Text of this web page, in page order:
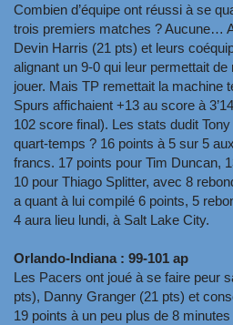
Combien d’équipe ont réussi à se
trois premiers matches ? Aucune…
Devin Harris (21 pts) et leurs
alignant un 9-0 qui leur permettait de
jouer. Mais TP remettait la machine
Spurs affichaient +13 au score à
102 score final). Les stats dudit
quart-temps ? 16 points à 5 sur 5
francs. 17 points pour Tim Duncan,
10 pour Thiago Splitter, avec 8
a quant à lui compilé 6 points, 5
4 aura lieu lundi, à Salt Lake City.
Orlando-Indiana : 99-101 ap
Les Pacers ont joué à se faire peur
pts), Danny Granger (21 pts) et
19 points à un peu plus de 8